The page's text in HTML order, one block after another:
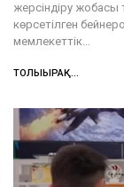
жерсіндіру
көрсетілген
мемлекеттік…
ТОЛЫҒЫРАҚ...